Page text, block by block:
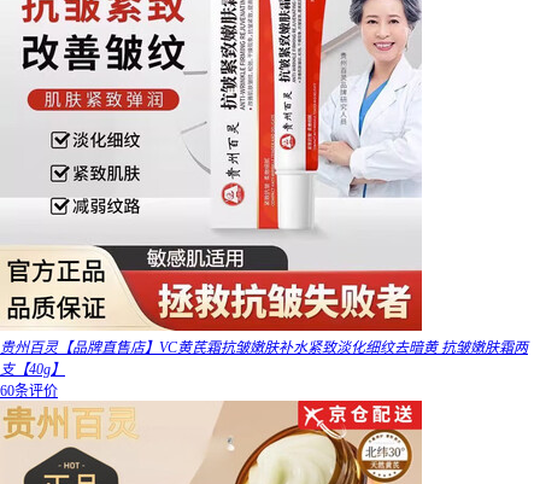
贵州百灵【品牌直售店】VC黄芪霜抗皱嫩肤补水紧致淡化细纹去暗黄 抗皱嫩肤霜两
支【40g】
60条评价